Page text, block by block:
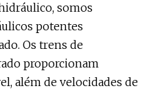
somos
potentes
Os trens de
proporcionam
além de velocidades de